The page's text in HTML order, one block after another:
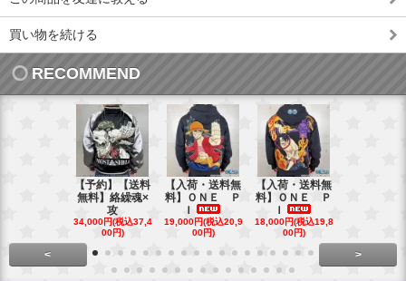
買い物を続ける
RECOMMEND
【予約】【送料
無料】絡繰魂×
攻
34,000円(税込37,4
00円)
【入荷・送料無
料】ＯＮＥ Ｐ
Ｉ
19,000円(税込20,9
00円)
【入荷・送料無
料】ＯＮＥ Ｐ
Ｉ
18,000円(税込19,8
00円)
< >